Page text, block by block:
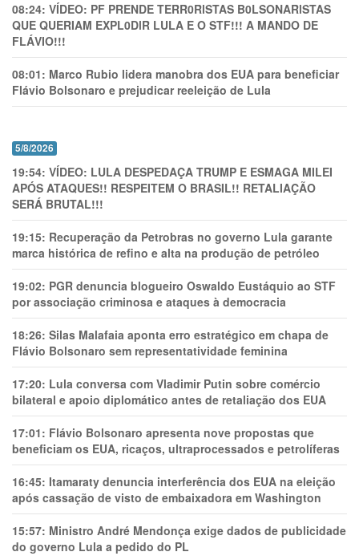
08:24: VÍDEO: PF PRENDE TERR0RlSTAS B0LSONARlSTAS
QUE QUERIAM EXPL0DlR LULA E O STF!!! A MANDO DE
FLÁVIO!!!
08:01: Marco Rubio lidera manobra dos EUA para beneficiar
Flávio Bolsonaro e prejudicar reeleição de Lula
5/8/2026
19:54: VÍDEO: LULA DESPEDAÇA TRUMP E ESMAGA MILEI
APÓS ATAQUES!! RESPEITEM O BRASIL!! RETALIAÇÃO
SERÁ BRUTAL!!!
19:15: Recuperação da Petrobras no governo Lula garante
marca histórica de refino e alta na produção de petróleo
19:02: PGR denuncia blogueiro Oswaldo Eustáquio ao STF
por associação criminosa e ataques à democracia
18:26: Silas Malafaia aponta erro estratégico em chapa de
Flávio Bolsonaro sem representatividade feminina
17:20: Lula conversa com Vladimir Putin sobre comércio
bilateral e apoio diplomático antes de retaliação dos EUA
17:01: Flávio Bolsonaro apresenta nove propostas que
beneficiam os EUA, ricaços, ultraprocessados e petrolíferas
16:45: Itamaraty denuncia interferência dos EUA na eleição
após cassação de visto de embaixadora em Washington
15:57: Ministro André Mendonça exige dados de publicidade
do governo Lula a pedido do PL